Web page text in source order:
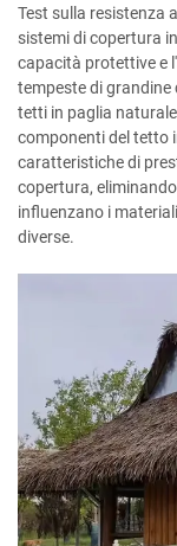
Test sulla resistenza
sistemi di copertura
capacità protettive e
tempeste di grandine
tetti in paglia
componenti del tetto
caratteristiche di
copertura,
influenzano i
diverse.